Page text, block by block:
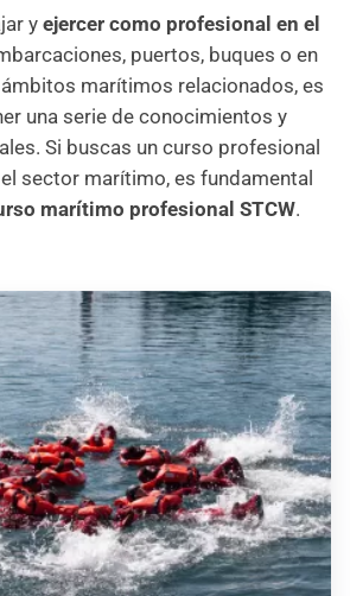
y ejercer como profesional en el
puertos, buques o en
marítimos relacionados, es
una serie de conocimientos y
Si buscas un curso profesional
sector marítimo, es fundamental
marítimo profesional STCW.